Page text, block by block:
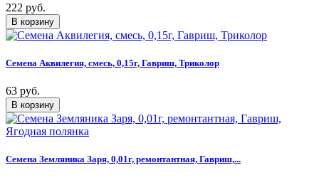
222 руб.
Семена Аквилегия, смесь, 0,15г, Гавриш, Триколор
63 руб.
Семена Земляника Заря, 0,01г, ремонтантная, Гавриш,...